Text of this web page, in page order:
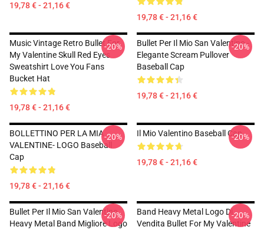
19,78 € - 21,16 €
19,78 € - 21,16 €
Music Vintage Retro Bullet For
My Valentine Skull Red Eyes
Sweatshirt Love You Fans
Bucket Hat
19,78 € - 21,16 €
-20%
Bullet Per Il Mio San Valentino -
Elegante Scream Pullover
Baseball Cap
19,78 € - 21,16 €
-20%
BOLLETTINO PER LA MIA
VALENTINE- LOGO Baseball
Cap
19,78 € - 21,16 €
-20% Il Mio Valentino Baseball Cap
19,78 € - 21,16 €
-20%
Bullet Per Il Mio San Valentino
Heavy Metal Band Migliore Logo
-20%
Band Heavy Metal Logo Di
Vendita Bullet For My Valentine
-20%